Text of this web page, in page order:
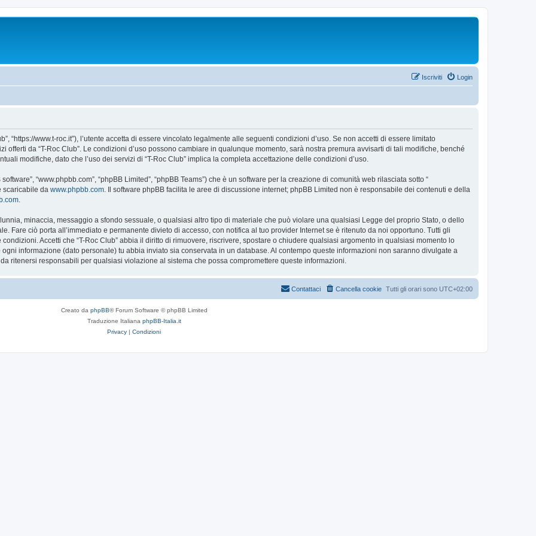
Login
Iscriviti
“https://www.t-roc.it”), l’utente accetta di essere vincolato legalmente alle seguenti condizioni d’uso. Se non accetti di essere limitato
offerti da “T-Roc Club”. Le condizioni d’uso possono cambiare in qualunque momento, sarà nostra premura avvisarti di tali modifiche, benché
modifiche, dato che l’uso dei servizi di “T-Roc Club” implica la completa accettazione delle condizioni d’uso.
“www.phpbb.com”, “phpBB Limited”, “phpBB Teams”) che è un software per la creazione di comunità web rilasciata sotto “
scaricabile da www.phpbb.com . Il software phpBB facilita le aree di discussione internet; phpBB Limited non è responsabile dei contenuti e della
minaccia, messaggio a sfondo sessuale, o qualsiasi altro tipo di materiale che può violare una qualsiasi Legge del proprio Stato, o dello
Fare ciò porta all’immediato e permanente divieto di accesso, con notifica al tuo provider Internet se è ritenuto da noi opportuno. Tutti gli
Accetti che “T-Roc Club” abbia il diritto di rimuovere, riscrivere, spostare o chiudere qualsiasi argomento in qualsiasi momento lo
informazione (dato personale) tu abbia inviato sia conservata in un database. Al contempo queste informazioni non saranno divulgate a
ritenersi responsabili per qualsiasi violazione al sistema che possa compromettere queste informazioni.
Tutti gli orari sono UTC+02:00
Cancella cookie
Contattaci
Creato da phpBB® Forum Software © phpBB Limited
Traduzione Italiana phpBB-Italia.it
Privacy | Condizioni